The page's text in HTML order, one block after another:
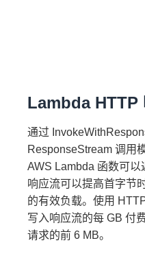
0.0000097222
预置并发禁用时
0.0000097222
月度请求费用：
0.40 USD
月度总费用：
Lambda HTTP
通过
ResponseStream 调用
AWS Lambda 函数可
响应流可以提高首字节
的有效负载。使用
写入响应流的每 GB 付
请求的前 6 MB。